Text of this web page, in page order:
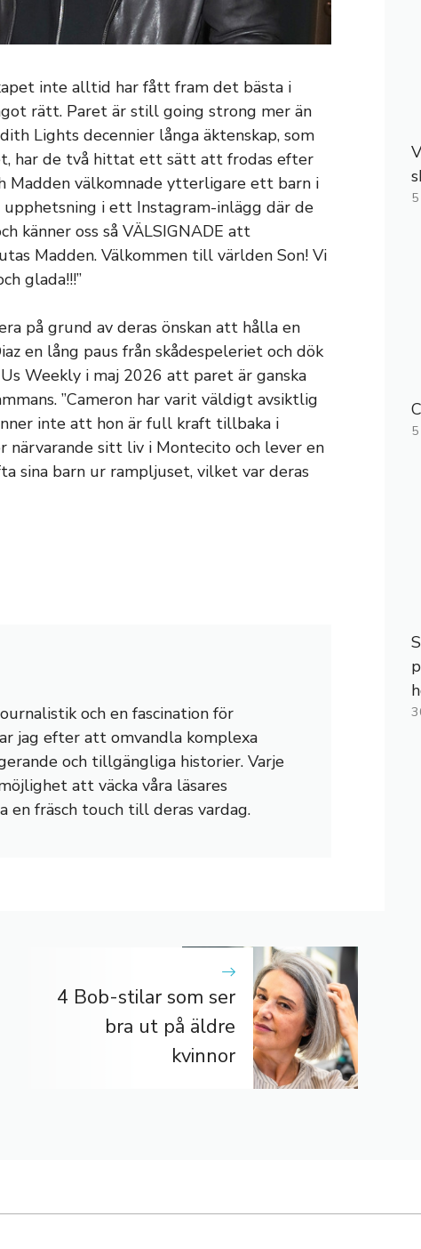
inte alltid har fått fram det bästa i
rätt. Paret är still going strong mer än
Lights decennier långa äktenskap, som
har de två hittat ett sätt att frodas efter
Madden välkomnade ytterligare ett barn i
i ett Instagram-inlägg där de
känner oss så VÄLSIGNADE att
Madden. Välkommen till världen Son! Vi
glada!!!”
på grund av deras önskan att hålla en
en lång paus från skådespeleriet och dök
Weekly i maj 2026 att paret är ganska
”Cameron har varit väldigt avsiktlig
inte att hon är full kraft tillbaka i
närvarande sitt liv i Montecito och lever en
sina barn ur rampljuset, vilket var deras
och en fascination för
jag efter att omvandla komplexa
och tillgängliga historier. Varje
att väcka våra läsares
en fräsch touch till deras vardag.
4 Bob-stilar som ser
bra ut på äldre
kvinnor